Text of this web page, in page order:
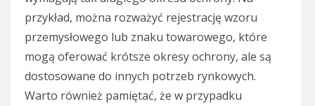
przykład, można rozważyć rejestrację wzoru
przemysłowego lub znaku towarowego, które
mogą oferować krótsze okresy ochrony, ale są
dostosowane do innych potrzeb rynkowych.
Warto również pamiętać, że w przypadku